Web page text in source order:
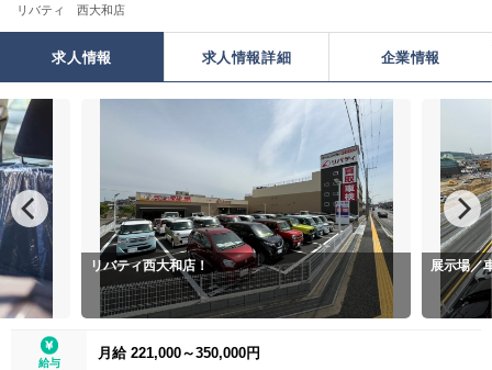
リバティ 西大和店
求人情報 求人情報詳細 企業情報
リバティ西大和店！ 展示場／
給与
月給 221,000～350,000円